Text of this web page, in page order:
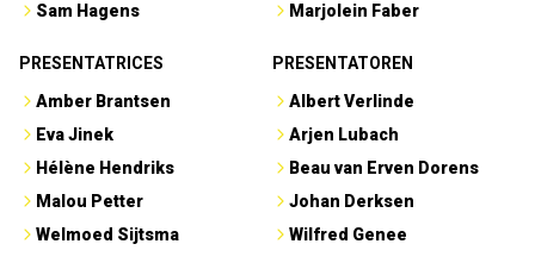
Sam Hagens
Marjolein Faber
PRESENTATRICES
Amber Brantsen
Eva Jinek
Hélène Hendriks
Malou Petter
Welmoed Sijtsma
PRESENTATOREN
Albert Verlinde
Arjen Lubach
Beau van Erven Dorens
Johan Derksen
Wilfred Genee